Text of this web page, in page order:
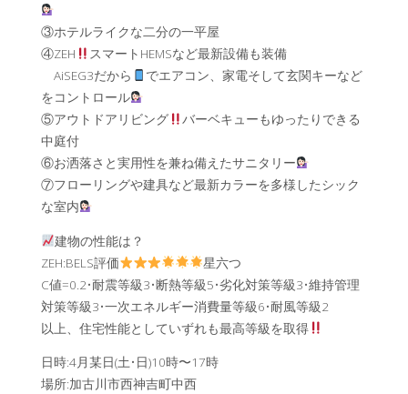
③ホテルライクな二分の一平屋
④ZEH
スマートHEMSなど最新設備も装備
AiSEG3だから
でエアコン、家電そして玄関キーなど
をコントロール
⑤アウトドアリビング
バーベキューもゆったりできる
中庭付
⑥お洒落さと実用性を兼ね備えたサニタリー
⑦フローリングや建具など最新カラーを多様したシック
な室内
建物の性能は？
ZEH:BELS評価
星六つ
C値=0.2•耐震等級3•断熱等級5•劣化対策等級3•維持管理
対策等級3•一次エネルギー消費量等級6•耐風等級2
以上、住宅性能としていずれも最高等級を取得
日時:4月某日(土•日)10時〜17時
場所:加古川市西神吉町中西